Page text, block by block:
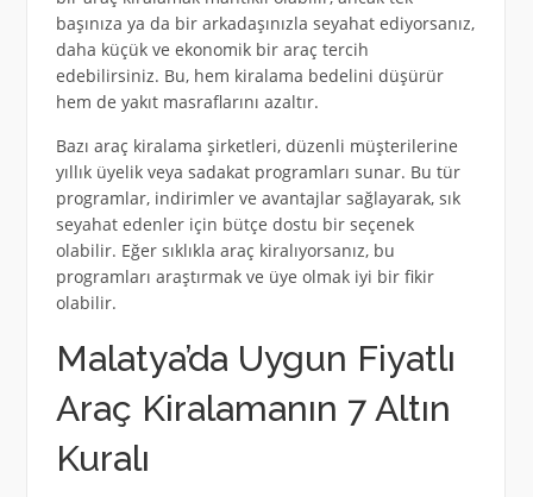
başınıza ya da bir arkadaşınızla seyahat ediyorsanız,
daha küçük ve ekonomik bir araç tercih
edebilirsiniz. Bu, hem kiralama bedelini düşürür
hem de yakıt masraflarını azaltır.
Bazı araç kiralama şirketleri, düzenli müşterilerine
yıllık üyelik veya sadakat programları sunar. Bu tür
programlar, indirimler ve avantajlar sağlayarak, sık
seyahat edenler için bütçe dostu bir seçenek
olabilir. Eğer sıklıkla araç kiralıyorsanız, bu
programları araştırmak ve üye olmak iyi bir fikir
olabilir.
Malatya’da Uygun Fiyatlı
Araç Kiralamanın 7 Altın
Kuralı